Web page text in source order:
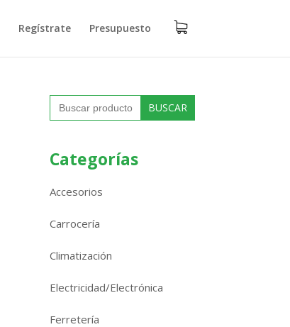
Regístrate Presupuesto
Buscar:
Categorías
Accesorios
Carrocería
Climatización
Electricidad/Electrónica
Ferretería